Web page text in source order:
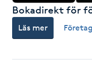
Headspa
Bokadirekt för
Läs mer